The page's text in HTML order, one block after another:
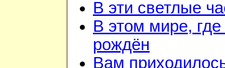
В эти светлые
В этом мире,
рождён
Вам